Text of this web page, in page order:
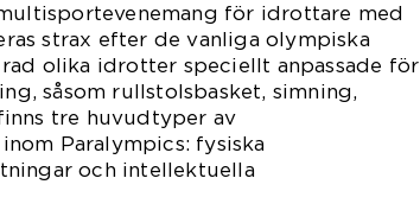
för idrottare med
strax efter de vanliga olympiska
olika idrotter speciellt anpassade för
såsom rullstolsbasket, simning,
tre huvudtyper av
Paralympics: fysiska
och intellektuella